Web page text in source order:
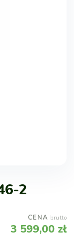
2
CENA brutto
3 599,00 zł